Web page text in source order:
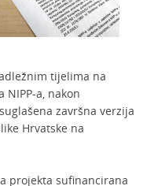
tijelima na
a, nakon
završna verzija
Hrvatske na
projekta sufinancirana